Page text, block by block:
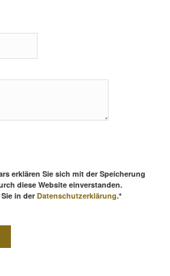
erklären Sie sich mit der Speicherung
diese Website einverstanden.
in der Datenschutzerklärung.*